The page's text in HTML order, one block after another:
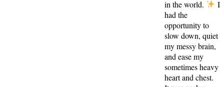
in the world.
I
had the
opportunity to
slow down, quiet
my messy brain,
and ease my
sometimes heavy
heart and chest.